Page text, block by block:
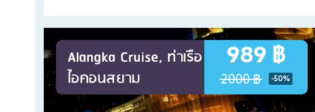
Alangka Cruise, ท่าเรือ
ไอคอนสยาม
989 ฿
2000 ฿ -50%